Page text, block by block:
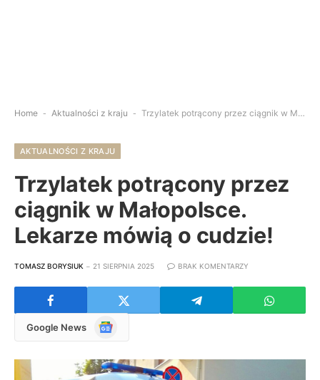
Home - Aktualności z kraju - Trzylatek potrącony przez ciągnik w Małopolsce. Lekarze mówią o cudzie!
AKTUALNOŚCI Z KRAJU
Trzylatek potrącony przez
ciągnik w Małopolsce.
Lekarze mówią o cudzie!
TOMASZ BORYSIUK 21 SIERPNIA 2025 BRAK KOMENTARZY
Google News
Google